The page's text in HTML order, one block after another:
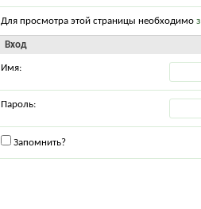
Для просмотра этой страницы необходимо
Вход
Имя:
Пароль:
Запомнить?